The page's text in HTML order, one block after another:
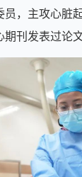
员，主攻心脏
刊发表过论文